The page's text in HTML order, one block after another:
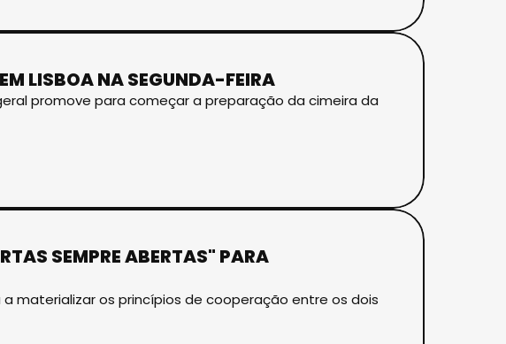
LISBOA NA SEGUNDA-FEIRA
promove para começar a preparação da cimeira da
SEMPRE ABERTAS" PARA
materializar os princípios de cooperação entre os dois